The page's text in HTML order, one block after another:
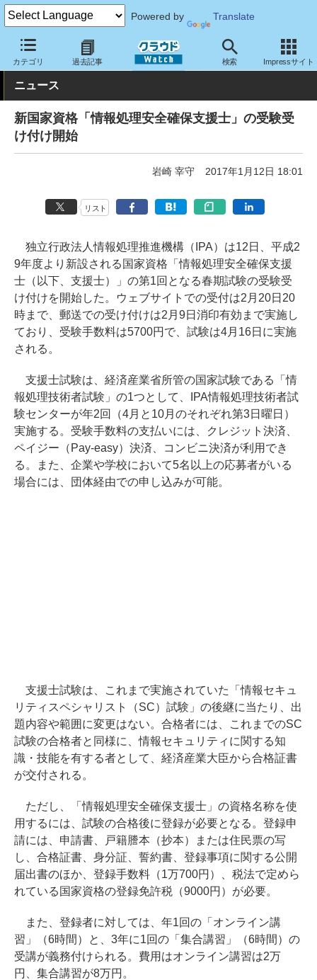
Powered by Translate
カテゴリ 過去記事 検索 Impressサイト
クラウド Watch セキュリティ その他
ニュース
新国家資格「情報処理安全確保支援士」の受験受
け付け開始
岩崎 宰守 2017年1月12日 18:01
リスト
独立行政法人情報処理推進機構（IPA）は12日、平成2
9年度より新設される国家資格「情報処理安全確保支援
士（以下、支援士）」の第1回となる春期試験の受験受
け付けを開始した。ウェブサイトでの受付は2月20日20
時まで、郵送での受け付けは2月9日消印有効まで実施し
ており、受験手数料は5700円で、試験は4月16日に実施
される。
支援士試験は、経済産業省所管の国家試験である「情
報処理技術者試験」の1つとして、IPA情報処理技術者試
験センターが年2回（4月と10月のそれぞれ第3日曜日）
実施する。受験手数料の支払いには、クレジット決済、
ペイジー（Pay-easy）決済、コンビニ決済が利用でき
る。また、企業や学校において5名以上の応募者がいる
場合には、団体経由での申し込みが可能。
支援士試験は、これまで実施されていた「情報セキュ
リティスペシャリスト（SC）試験」の後継に当たり、出
題内容や範囲に変更はない。合格者には、これまでのSC
試験の合格者と同様に、情報セキュリティに関する知
識・技能を有する者として、経済産業大臣から合格証書
が交付される。
ただし、「情報処理安全確保支援士」の資格名称を使
用するには、試験の合格後に登録が必要となる。登録申
請には、申請書、戸籍謄本（抄本）または住民票の写
し、合格証書、身分証、誓約書、登録事項に関する公開
届出書のほか、登録手数料（1万700円）、税法で定めら
れている国家資格の登録免許税（9000円）が必要。
また、登録者に対しては、年1回の「オンライン講
習」（6時間）と、3年に1回の「集合講習」（6時間）の
受講が義務付けられる。費用はオンライン講習は2万
円、集合講習が8万円。